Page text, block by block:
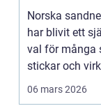
stickglädje
Norska
har blivit ett
val för många
stickar och
Sverige.
06 mars 2026